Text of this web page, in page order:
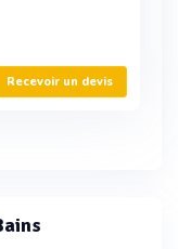
Recevoir un devis